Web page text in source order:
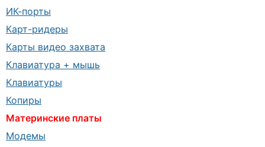
ИК-порты
Карт-ридеры
Карты видео захвата
Клавиатура + мышь
Клавиатуры
Копиры
Материнские платы
Модемы